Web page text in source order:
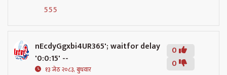
555
nEcdyGgxbi4UR365'; waitfor delay
'0:0:15' --
१३ जेठ २०८३, बुधवार
0
0